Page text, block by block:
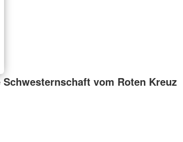
vom Roten Kreuz